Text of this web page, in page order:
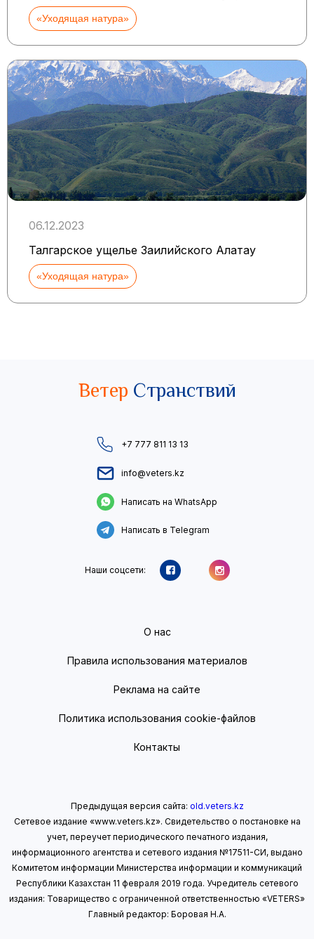
«Уходящая натура»
06.12.2023
Талгарское ущелье Заилийского Алатау
«Уходящая натура»
Ветер Странствий
+7 777 811 13 13
info@veters.kz
Написать на WhatsApp
Написать в Telegram
Наши соцсети:
О нас
Правила использования материалов
Реклама на сайте
Политика использования cookie-файлов
Контакты
Предыдущая версия сайта: old.veters.kz
Сетевое издание «www.veters.kz». Свидетельство о постановке на
учет, переучет периодического печатного издания,
информационного агентства и сетевого издания №17511-СИ, выдано
Комитетом информации Министерства информации и коммуникаций
Республики Казахстан 11 февраля 2019 года. Учредитель сетевого
издания: Товарищество с ограниченной ответственностью «VETERS»
Главный редактор: Боровая Н.А.